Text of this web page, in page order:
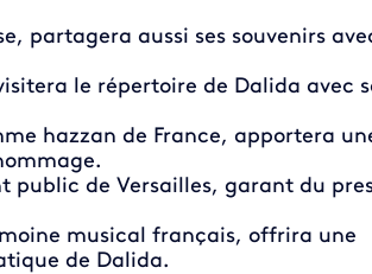
partagera aussi ses souvenirs
le répertoire de Dalida avec
hazzan de France, apportera
public de Versailles, garant du
musical français, offrira une
de Dalida.